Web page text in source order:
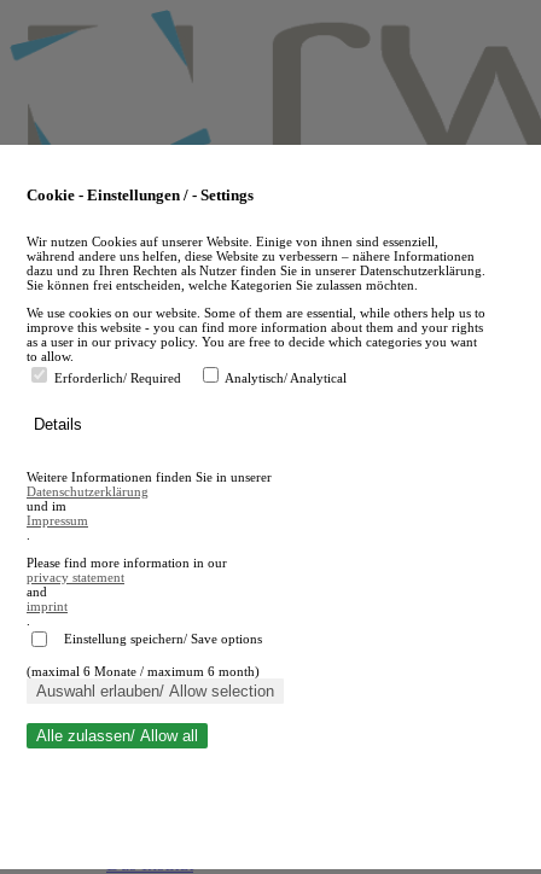
to
main
en
A
A
Suche schließen
Cookie - Einstellungen / - Settings
Wir nutzen Cookies auf unserer Website. Einige von ihnen sind essenziell,
während andere uns helfen, diese Website zu verbessern – nähere Informationen
dazu und zu Ihren Rechten als Nutzer finden Sie in unserer Datenschutzerklärung.
Sie können frei entscheiden, welche Kategorien Sie zulassen möchten.
We use cookies on our website. Some of them are essential, while others help us to
improve this website - you can find more information about them and your rights
as a user in our privacy policy. You are free to decide which categories you want
to allow.
Erforderlich/ Required
Analytisch/ Analytical
Details
Weitere Informationen finden Sie in unserer
Datenschutzerklärung
und im
Impressum
Please find more information in our
privacy statement
and
imprint
Einstellung speichern/ Save options
(maximal 6 Monate / maximum 6 month)
Auswahl erlauben/ Allow selection
Alle zulassen/ Allow all